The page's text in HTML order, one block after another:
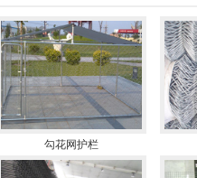
勾花网护栏